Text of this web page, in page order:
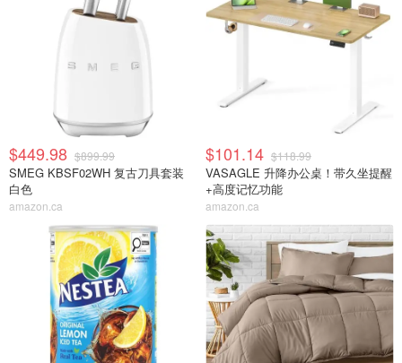
$449.98 $899.99
SMEG KBSF02WH 复古刀具套装
白色
amazon.ca
$101.14 $118.99
VASAGLE 升降办公桌！带久坐提醒
+高度记忆功能
amazon.ca